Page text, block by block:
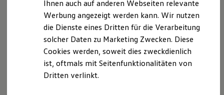
R-Kollektion
GTI Kollektion
Fußball Drop
we drive football
#wedriveproud
Besitzer und Service
Software Updates
Service und Ersatzteile
VW Pkw Wangen
ŠKODA Wangen
Ansprechpartner Datenschutz:
Walter Seitz GmbH + Co. KG
Frank Waibel
Georg-Krug-Str. 8
Ihnen auch auf anderen Webseiten relevante
Werbung angezeigt werden kann. Wir nutzen
die Dienste eines Dritten für die Verarbeitung
solcher Daten zu Marketing Zwecken. Diese
Cookies werden, soweit dies zweckdienlich
ist, oftmals mit Seitenfunktionalitäten von
Dritten verlinkt.